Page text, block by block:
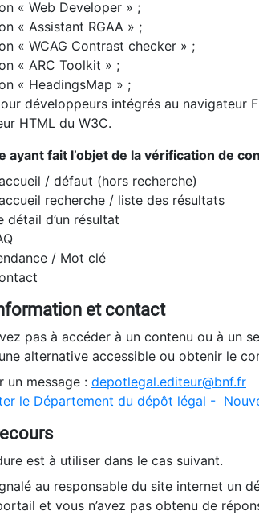
« Web Developer » ;
« Assistant RGAA » ;
« WCAG Contrast checker » ;
« ARC Toolkit » ;
« HeadingsMap » ;
développeurs intégrés au navigateur
HTML du W3C.
ayant fait l’objet de la vérification de
/ défaut (hors recherche)
recherche / liste des résultats
détail d’un résultat
/ Mot clé
et contact
pas à accéder à un contenu ou à
alternative accessible ou obtenir le
un message : depotlegal.editeur@bnf.fr
le Département du dépôt légal -
est à utiliser dans le cas suivant.
au responsable du site internet un
et vous n’avez pas obtenu de